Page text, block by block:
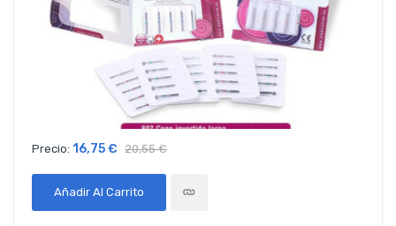
Precio: 16,75 € 20,55 €
Añadir Al Carrito